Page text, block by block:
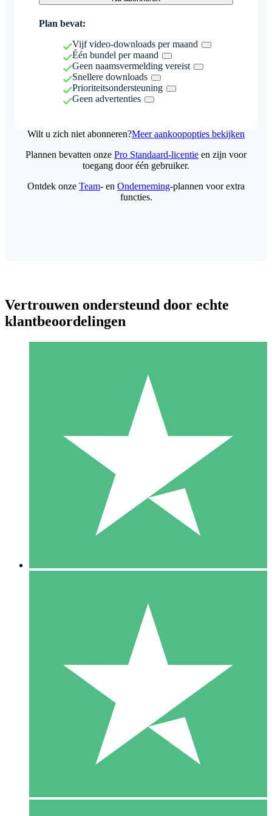
Plan bevat:
Vijf video-downloads per maand
Één bundel per maand
Geen naamsvermelding vereist
Snellere downloads
Prioriteitsondersteuning
Geen advertenties
Wilt u zich niet abonneren?Meer aankoopopties bekijken
Individuele Creditpakketten
Betaal per gebruik met downloadtegoeden. Geen maandelijkse
1000
10 Downloaden
20 00
Plannen bevatten onze Pro Standaard-licentie en zijn voor
toegang door één gebruiker.
Ontdek onze Team- en Onderneming-plannen voor extra
functies.
Vertrouwen ondersteund door echte
klantbeoordelingen